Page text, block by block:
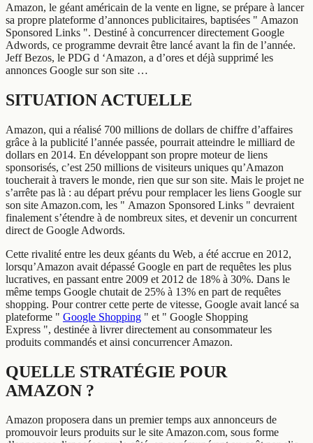
Amazon, le géant américain de la vente en ligne, se prépare à lancer
sa propre plateforme d’annonces publicitaires, baptisées " Amazon
Sponsored Links ". Destiné à concurrencer directement Google
Adwords, ce programme devrait être lancé avant la fin de l’année.
Jeff Bezos, le PDG d ‘Amazon, a d’ores et déjà supprimé les
annonces Google sur son site …
SITUATION ACTUELLE
Amazon, qui a réalisé 700 millions de dollars de chiffre d’affaires
grâce à la publicité l’année passée, pourrait atteindre le milliard de
dollars en 2014. En développant son propre moteur de liens
sponsorisés, c’est 250 millions de visiteurs uniques qu’Amazon
toucherait à travers le monde, rien que sur son site. Mais le projet ne
s’arrête pas là : au départ prévu pour remplacer les liens Google sur
son site Amazon.com, les " Amazon Sponsored Links " devraient
finalement s’étendre à de nombreux sites, et devenir un concurrent
direct de Google Adwords.
Cette rivalité entre les deux géants du Web, a été accrue en 2012,
lorsqu’Amazon avait dépassé Google en part de requêtes les plus
lucratives, en passant entre 2009 et 2012 de 18% à 30%. Dans le
même temps Google chutait de 25% à 13% en part de requêtes
shopping. Pour contrer cette perte de vitesse, Google avait lancé sa
plateforme " Google Shopping " et " Google Shopping
Express ", destinée à livrer directement au consommateur les
produits commandés et ainsi concurrencer Amazon.
QUELLE STRATÉGIE POUR
AMAZON ?
Amazon proposera dans un premier temps aux annonceurs de
promouvoir leurs produits sur le site Amazon.com, sous forme